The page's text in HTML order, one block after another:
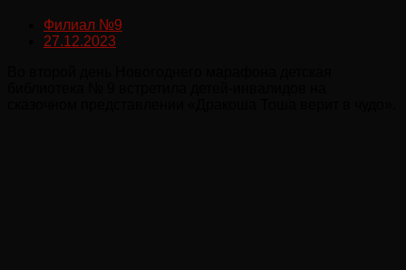
Филиал №9
27.12.2023